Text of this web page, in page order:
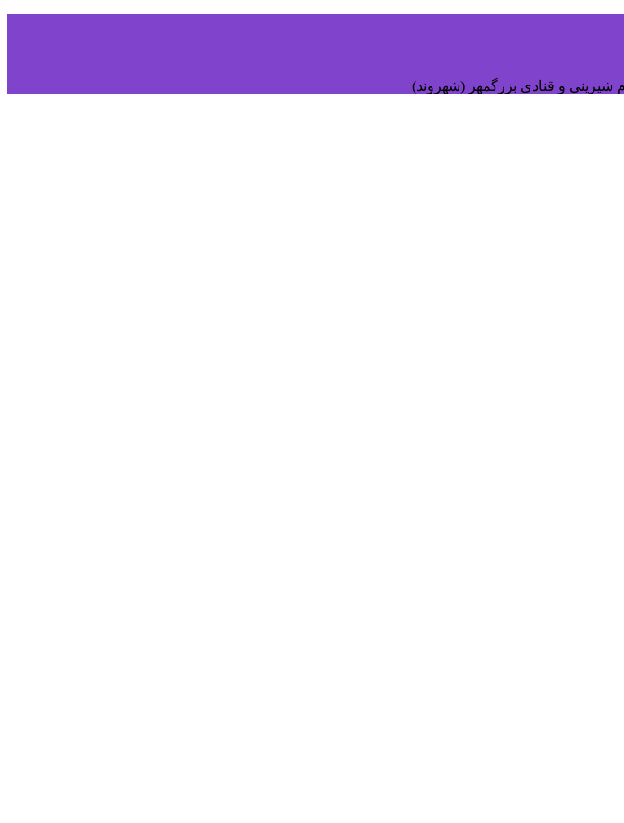
شیرینی و قنادی بزرگمهر (شهروند)